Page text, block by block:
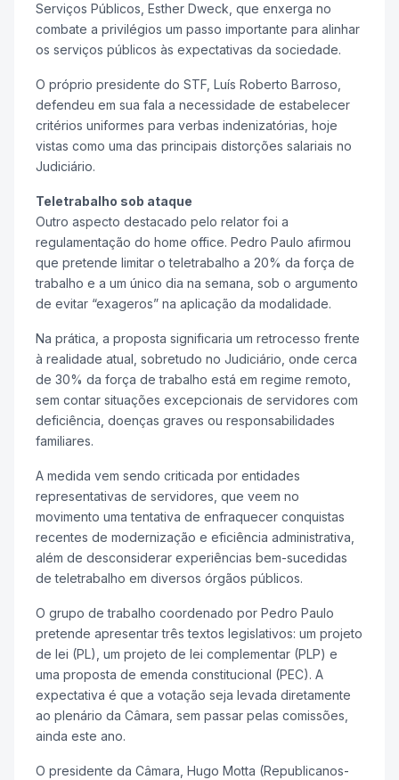
Serviços Públicos, Esther Dweck, que enxerga no
combate a privilégios um passo importante para alinhar
os serviços públicos às expectativas da sociedade.
O próprio presidente do STF, Luís Roberto Barroso,
defendeu em sua fala a necessidade de estabelecer
critérios uniformes para verbas indenizatórias, hoje
vistas como uma das principais distorções salariais no
Judiciário.
Teletrabalho sob ataque
Outro aspecto destacado pelo relator foi a
regulamentação do home office. Pedro Paulo afirmou
que pretende limitar o teletrabalho a 20% da força de
trabalho e a um único dia na semana, sob o argumento
de evitar “exageros” na aplicação da modalidade.
Na prática, a proposta significaria um retrocesso frente
à realidade atual, sobretudo no Judiciário, onde cerca
de 30% da força de trabalho está em regime remoto,
sem contar situações excepcionais de servidores com
deficiência, doenças graves ou responsabilidades
familiares.
A medida vem sendo criticada por entidades
representativas de servidores, que veem no
movimento uma tentativa de enfraquecer conquistas
recentes de modernização e eficiência administrativa,
além de desconsiderar experiências bem-sucedidas
de teletrabalho em diversos órgãos públicos.
O grupo de trabalho coordenado por Pedro Paulo
pretende apresentar três textos legislativos: um projeto
de lei (PL), um projeto de lei complementar (PLP) e
uma proposta de emenda constitucional (PEC). A
expectativa é que a votação seja levada diretamente
ao plenário da Câmara, sem passar pelas comissões,
ainda este ano.
O presidente da Câmara, Hugo Motta (Republicanos-